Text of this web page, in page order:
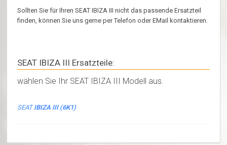
Sollten Sie für Ihren SEAT IBIZA III nicht das passende Ersatzteil
finden, können Sie uns gerne per Telefon oder EMail kontaktieren.
SEAT IBIZA III Ersatzteile:
wählen Sie Ihr SEAT IBIZA III Modell aus.
SEATIBIZA III (6K1)